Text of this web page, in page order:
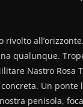
qualunque.
Nastro Rosa
Un
penisola,